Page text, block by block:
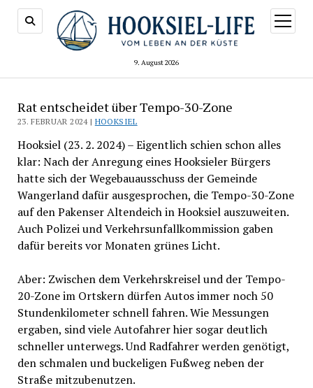
9. August 2026
Menü
öffnen
Rat entscheidet über Tempo-30-Zone
23. FEBRUAR 2024 | HOOKSIEL
Hooksiel (23. 2. 2024) – Eigentlich schien schon alles
klar: Nach der Anregung eines Hooksieler Bürgers
hatte sich der Wegebauausschuss der Gemeinde
Wangerland dafür ausgesprochen, die Tempo-30-Zone
auf den Pakenser Altendeich in Hooksiel auszuweiten.
Auch Polizei und Verkehrsunfallkommission gaben
dafür bereits vor Monaten grünes Licht.
Aber: Zwischen dem Verkehrskreisel und der Tempo-
20-Zone im Ortskern dürfen Autos immer noch 50
Stundenkilometer schnell fahren. Wie Messungen
ergaben, sind viele Autofahrer hier sogar deutlich
schneller unterwegs. Und Radfahrer werden genötigt,
den schmalen und buckeligen Fußweg neben der
Straße mitzubenutzen.